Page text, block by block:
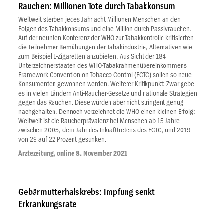
Rauchen: Millionen Tote durch Tabakkonsum
Weltweit sterben jedes Jahr acht Millionen Menschen an den
Folgen des Tabakkonsums und eine Million durch Passivrauchen.
Auf der neunten Konferenz der WHO zur Tabakkontrolle kritisierten
die Teilnehmer Bemühungen der Tabakindustrie, Alternativen wie
zum Beispiel E-Zigaretten anzubieten. Aus Sicht der 184
Unterzeichnerstaaten des WHO-Tabakrahmenübereinkommens
Framework Convention on Tobacco Control (FCTC) sollen so neue
Konsumenten gewonnen werden. Weiterer Kritikpunkt: Zwar gebe
es in vielen Ländern Anti-Raucher-Gesetze und nationale Strategien
gegen das Rauchen. Diese würden aber nicht stringent genug
nachgehalten. Dennoch verzeichnet die WHO einen kleinen Erfolg:
Weltweit ist die Raucherprävalenz bei Menschen ab 15 Jahre
zwischen 2005, dem Jahr des Inkrafttretens des FCTC, und 2019
von 29 auf 22 Prozent gesunken.
Ärztezeitung, online 8. November 2021
Gebärmutterhalskrebs: Impfung senkt
Erkrankungsrate